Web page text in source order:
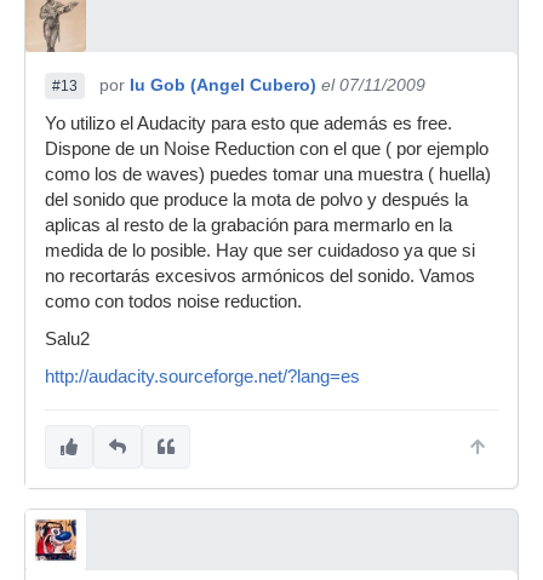
#13 por Iu Gob (Angel Cubero) el 07/11/2009
Yo utilizo el Audacity para esto que además es free.
Dispone de un Noise Reduction con el que ( por ejemplo
como los de waves) puedes tomar una muestra ( huella)
del sonido que produce la mota de polvo y después la
aplicas al resto de la grabación para mermarlo en la
medida de lo posible. Hay que ser cuidadoso ya que si
no recortarás excesivos armónicos del sonido. Vamos
como con todos noise reduction.
Salu2
http://audacity.sourceforge.net/?lang=es